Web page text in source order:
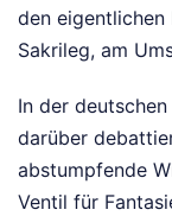
den eigentlichen
Sakrileg, am
In der
darüber
abstumpfende
Ventil für